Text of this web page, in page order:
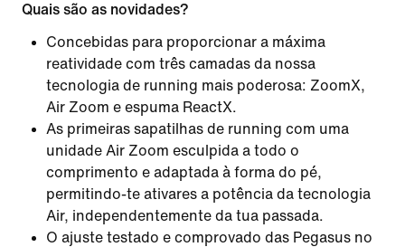
Quais são as novidades?
Concebidas para proporcionar a máxima
reatividade com três camadas da nossa
tecnologia de running mais poderosa: ZoomX,
Air Zoom e espuma ReactX.
As primeiras sapatilhas de running com uma
unidade Air Zoom esculpida a todo o
comprimento e adaptada à forma do pé,
permitindo-te ativares a potência da tecnologia
Air, independentemente da tua passada.
O ajuste testado e comprovado das Pegasus no